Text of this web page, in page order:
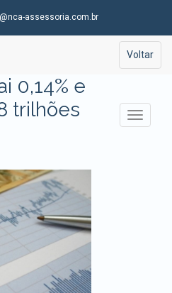
assessoria.com.br
Toggle
Voltar
0,14% e
trilhões